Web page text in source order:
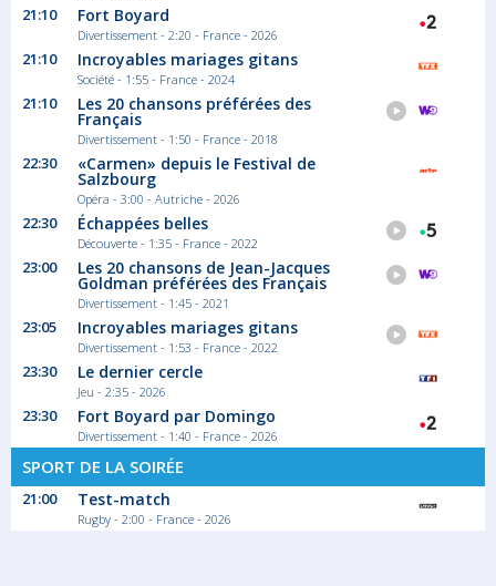
21:10 Fort Boyard
Divertissement - 2:20 - France - 2026
21:10 Incroyables mariages gitans
Société - 1:55 - France - 2024
21:10 Les 20 chansons préférées des
Français
Divertissement - 1:50 - France - 2018
22:30 «Carmen» depuis le Festival de
Salzbourg
Opéra - 3:00 - Autriche - 2026
22:30 Échappées belles
Découverte - 1:35 - France - 2022
23:00 Les 20 chansons de Jean-Jacques
Goldman préférées des Français
Divertissement - 1:45 - 2021
23:05 Incroyables mariages gitans
Divertissement - 1:53 - France - 2022
23:30 Le dernier cercle
Jeu - 2:35 - 2026
23:30 Fort Boyard par Domingo
Divertissement - 1:40 - France - 2026
SPORT DE LA SOIRÉE
21:00 Test-match
Rugby - 2:00 - France - 2026